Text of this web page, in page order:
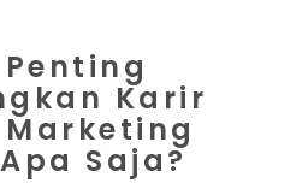
Karir
Saja?